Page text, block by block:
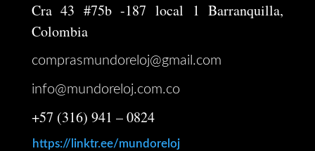
Cra 43 #75b -187 local 1 Barranquilla,
Colombia
comprasmundoreloj@gmail.com
info@mundoreloj.com.co
+57 (316) 941 – 0824
https://linktr.ee/mundoreloj